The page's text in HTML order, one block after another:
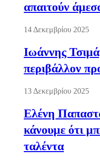
απαιτούν
14 Δεκεμβρίου 2025
Ιωάννης
περιβάλλον
13 Δεκεμβρίου 2025
Ελένη
κάνουμε ότι
ταλέντα